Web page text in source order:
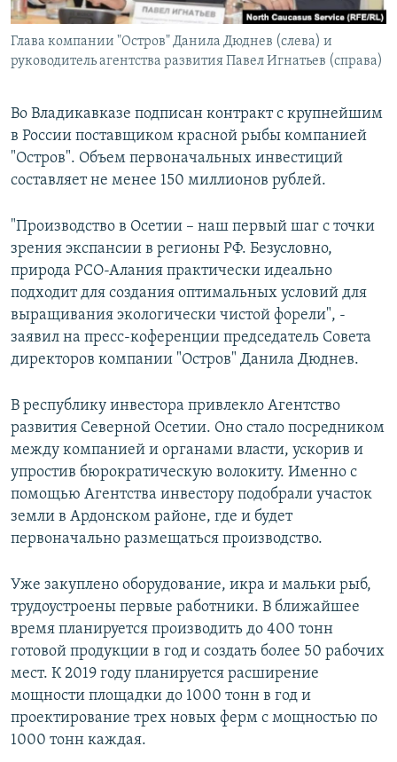
Глава компании "Остров" Данила Дюднев (слева) и
руководитель агентства развития Павел Игнатьев (справа)
Во Владикавказе подписан контракт с крупнейшим
в России поставщиком красной рыбы компанией
"Остров". Объем первоначальных инвестиций
составляет не менее 150 миллионов рублей.
"Производство в Осетии – наш первый шаг с точки
зрения экспансии в регионы РФ. Безусловно,
природа РСО-Алания практически идеально
подходит для создания оптимальных условий для
выращивания экологически чистой форели", -
заявил на пресс-коференции председатель Совета
директоров компании "Остров" Данила Дюднев.
В республику инвестора привлекло Агентство
развития Северной Осетии. Оно стало посредником
между компанией и органами власти, ускорив и
упростив бюрократическую волокиту. Именно с
помощью Агентства инвестору подобрали участок
земли в Ардонском районе, где и будет
первоначально размещаться производство.
Уже закуплено оборудование, икра и мальки рыб,
трудоустроены первые работники. В ближайшее
время планируется производить до 400 тонн
готовой продукции в год и создать более 50 рабочих
мест. К 2019 году планируется расширение
мощности площадки до 1000 тонн в год и
проектирование трех новых ферм с мощностью по
1000 тонн каждая.